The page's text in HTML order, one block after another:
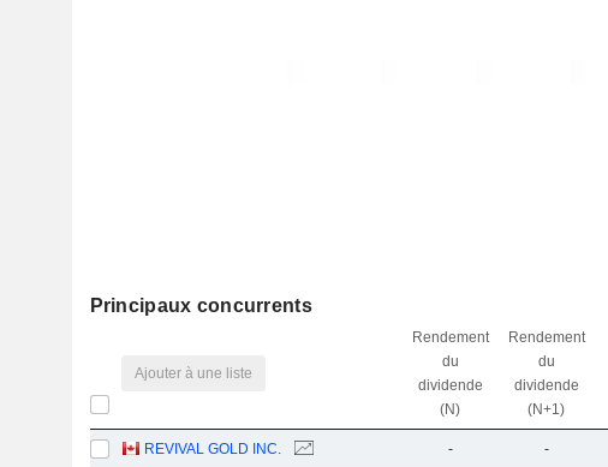
Principaux concurrents
Ajouter à une liste
Rendement
du
dividende
(N)
Rendement
du
dividende
(N+1)
REVIVAL GOLD INC. - -